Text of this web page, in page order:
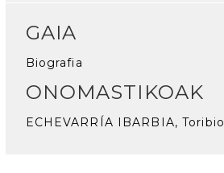
GAIA
Biografia
ONOMASTIKOAK
ECHEVARRÍA IBARBIA, Toribio